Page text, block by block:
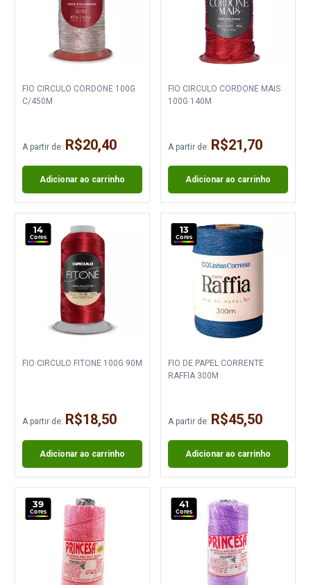
FIO CIRCULO CORDONE 100G
C/450M
A partir de: R$20,40
Adicionar ao carrinho
FIO CIRCULO CORDONE MAIS
100G 140M
A partir de: R$21,70
Adicionar ao carrinho
14
Cores
FIO CIRCULO FITONE 100G 90M
A partir de: R$18,50
Adicionar ao carrinho
13
Cores
FIO DE PAPEL CORRENTE
RAFFIA 300M
A partir de: R$45,50
Adicionar ao carrinho
39
Cores
41
Cores